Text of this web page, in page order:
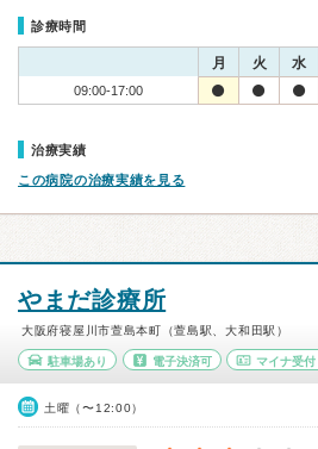
診療時間
月 火 水
09:00-17:00
治療実績
この病院の治療実績を見る
やまだ診療所
大阪府寝屋川市萱島本町（萱島駅、大和田駅）
駐車場あり 電子決済可 マイナ受付
土曜（〜12:00）